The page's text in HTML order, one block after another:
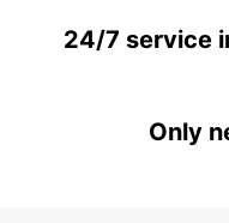
24/7 service
Only